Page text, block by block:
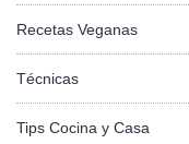
Recetas Veganas
Técnicas
Tips Cocina y Casa